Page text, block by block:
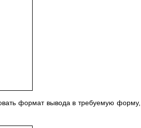
формат вывода в требуемую форму,